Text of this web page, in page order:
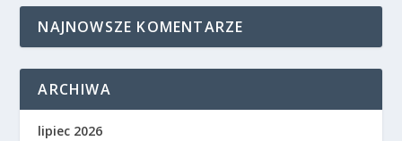
NAJNOWSZE KOMENTARZE
ARCHIWA
lipiec 2026